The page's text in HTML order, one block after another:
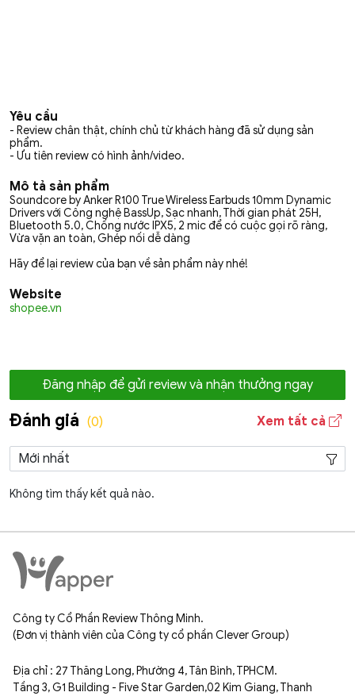
Yêu cầu
- Review chân thật, chính chủ từ khách hàng đã sử dụng sản
phẩm.
- Ưu tiên review có hình ảnh/video.
Mô tả sản phẩm
Soundcore by Anker R100 True Wireless Earbuds 10mm Dynamic
Drivers với Công nghệ BassUp, Sạc nhanh, Thời gian phát 25H,
Bluetooth 5.0, Chống nước IPX5, 2 mic để có cuộc gọi rõ ràng,
Vừa vặn an toàn, Ghép nối dễ dàng
Hãy để lại review của bạn về sản phẩm này nhé!
Website
shopee.vn
Đăng nhập để gửi review và nhận thưởng ngay
Đánh giá (0) Xem tất cả
Không tìm thấy kết quả nào.
Công ty Cổ Phần Review Thông Minh.
(Đơn vị thành viên của Công ty cổ phần Clever Group)
Địa chỉ : 27 Thăng Long, Phường 4, Tân Bình, TPHCM.
Tầng 3, G1 Building - Five Star Garden,02 Kim Giang, Thanh